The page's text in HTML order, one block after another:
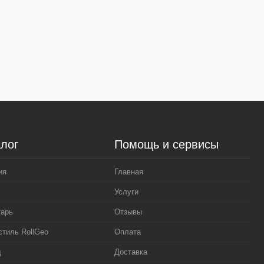
RollGeo
Помощь и сервисы
Главная
Услуги
Отзывы
Оплата
Доставка